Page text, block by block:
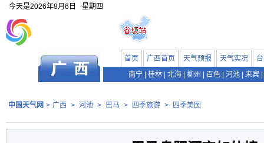
今天是2026年8月6日 星期四
首页 广西首页 天气预报 天气实况
南宁
桂林 北海 柳州 百色 河池 来宾
中国天气网 > 广西 > 河池 > 巴马 > 四季旅游 > 四季美图